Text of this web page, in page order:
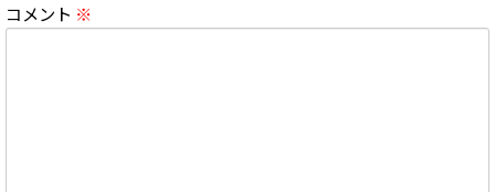
コメント ※